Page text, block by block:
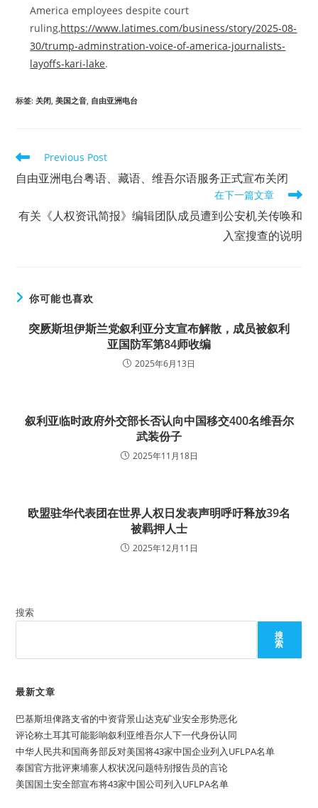
America employees despite court
ruling,https://www.latimes.com/business/story/2025-08-
30/trump-adminstration-voice-of-america-journalists-
layoffs-kari-lake.
标签: 关闭 美国之音 自由亚洲电台
Read
more
articles
Previous Post
自由亚洲电台粤语、藏语、维吾尔语服务正式宣布关闭
在下一篇文章
有关《人权资讯简报》编辑团队成员遭到公安机关传唤和
入室搜查的说明
你可能也喜欢
突厥斯坦伊斯兰党叙利亚分支宣布解散，成员被叙利
亚国防军第84师收编
2025年6月13日
叙利亚临时政府外交部长否认向中国移交400名维吾尔
武装份子
2025年11月18日
欧盟驻华代表团在世界人权日发表声明呼吁释放39名
被羁押人士
2025年12月11日
搜索
搜
索
最新文章
巴基斯坦俾路支省的中资背景山达克矿业安全形势恶化
评论称土耳其可能影响叙利亚维吾尔人下一代身份认同
中华人民共和国商务部反对美国将43家中国企业列入UFLPA名单
泰国官方批评柬埔寨人权状况问题特别报告员的言论
美国国土安全部宣布将43家中国公司列入UFLPA名单